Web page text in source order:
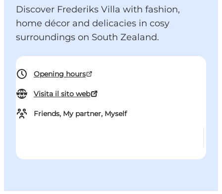
Discover Frederiks Villa with fashion,
home décor and delicacies in cosy
surroundings on South Zealand.
Opening hours
Visita il sito web
Friends, My partner, Myself